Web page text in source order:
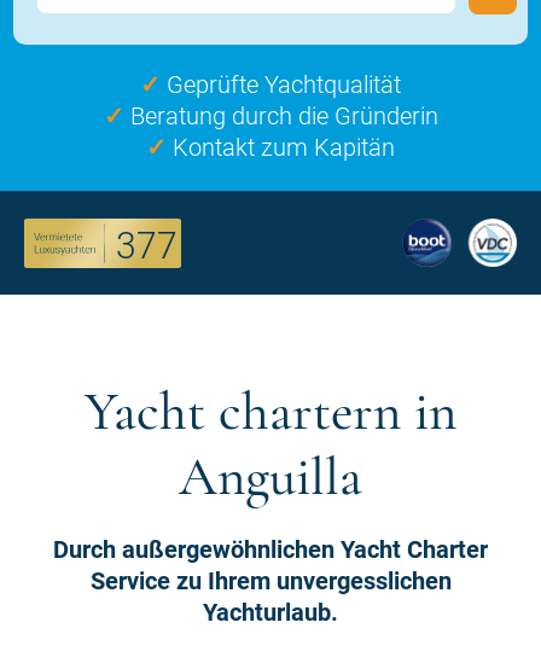
✓ Geprüfte Yachtqualität
✓ Beratung durch die Gründerin
✓ Kontakt zum Kapitän
377
Yacht chartern in
Anguilla
Durch außergewöhnlichen Yacht Charter
Service zu Ihrem unvergesslichen
Yachturlaub.